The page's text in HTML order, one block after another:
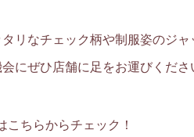
リなチェック柄や制服姿のジ
にぜひ店舗に足をお運びくださ
こちらからチェック！